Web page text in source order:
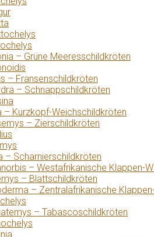
– Grüne Meeresschildkröten
– Fransenschildkröten
– Schnappschildkröten
– Kurzkopf-Weichschildkröten
– Zierschildkröten
– Scharnierschildkröten
– Westafrikanische Klappen-
– Blattschildkröten
– Zentralafrikanische
– Tabascoschildkröten